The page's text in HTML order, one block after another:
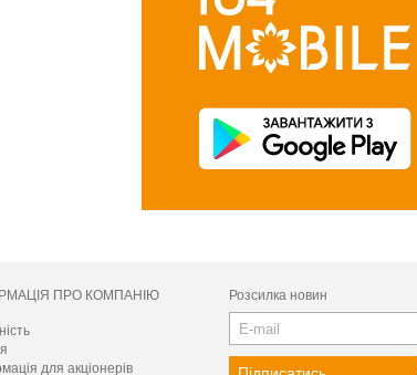
ПРО КОМПАНІЮ
для акціонерів
Розсилка новин